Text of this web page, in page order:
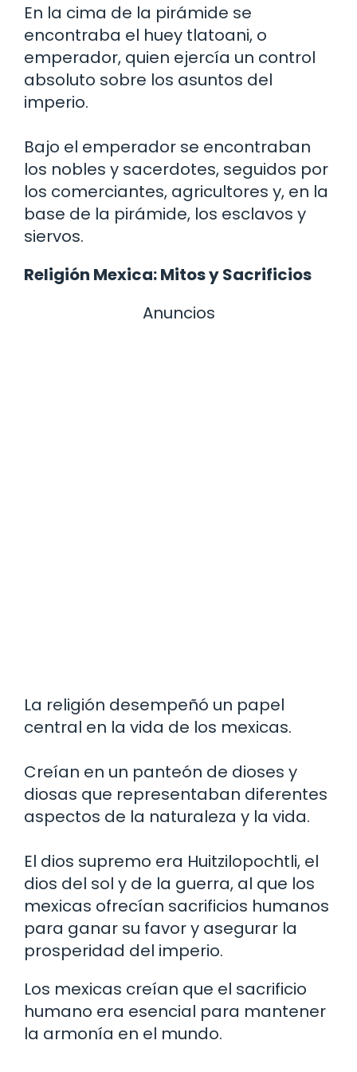
En la cima de la pirámide se
encontraba el huey tlatoani, o
emperador, quien ejercía un control
absoluto sobre los asuntos del
imperio.
Bajo el emperador se encontraban
los nobles y sacerdotes, seguidos por
los comerciantes, agricultores y, en la
base de la pirámide, los esclavos y
siervos.
Religión Mexica: Mitos y Sacrificios
Anuncios
La religión desempeñó un papel
central en la vida de los mexicas.
Creían en un panteón de dioses y
diosas que representaban diferentes
aspectos de la naturaleza y la vida.
El dios supremo era Huitzilopochtli, el
dios del sol y de la guerra, al que los
mexicas ofrecían sacrificios humanos
para ganar su favor y asegurar la
prosperidad del imperio.
Los mexicas creían que el sacrificio
humano era esencial para mantener
la armonía en el mundo.